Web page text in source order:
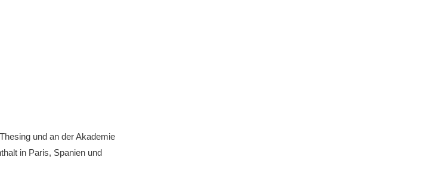
und an der Akademie
in Paris, Spanien und